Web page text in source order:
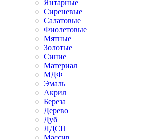
Янтарные
Сиреневые
Салатовые
Фиолетовые
Мятные
Золотые
Синие
Материал
МДФ
Эмаль
Акрил
Береза
Дерево
Дуб
ЛДСП